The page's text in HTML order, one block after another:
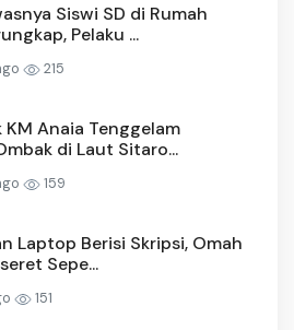
Siswi SD di Rumah
Pelaku ...
215
Anaia Tenggelam
di Laut Sitaro...
159
Laptop Berisi Skripsi, Omah
Sepe...
151